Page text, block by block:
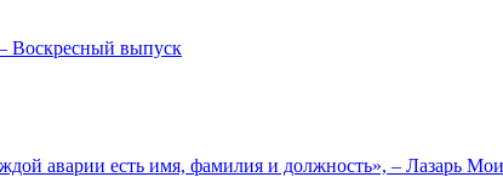
Воскресный выпуск
аварии есть имя, фамилия и должность», – Лазарь